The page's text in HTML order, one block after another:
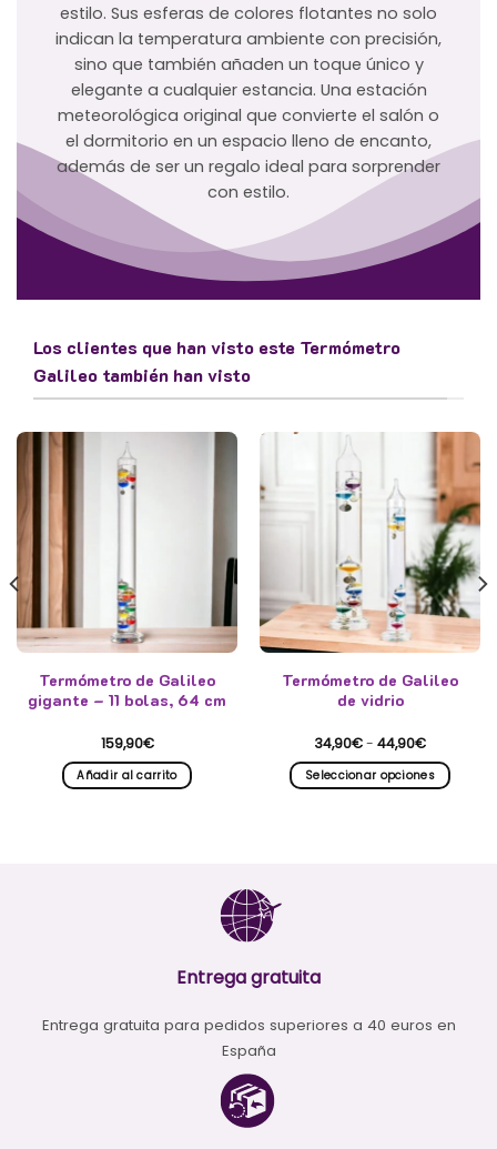
estilo. Sus esferas de colores flotantes no solo
indican la temperatura ambiente con precisión,
sino que también añaden un toque único y
elegante a cualquier estancia. Una estación
meteorológica original que convierte el salón o
el dormitorio en un espacio lleno de encanto,
además de ser un regalo ideal para sorprender
con estilo.
Los clientes que han visto este Termómetro
Galileo también han visto
Termómetro de Galileo
gigante – 11 bolas, 64 cm
159,90€
Añadir al carrito
Termómetro de Galileo
de vidrio
34,90€- 44,90€Rango
precios:
desde
34,90€
Seleccionar opciones
la
Entrega gratuita
Entrega gratuita para pedidos superiores a 40 euros en
España